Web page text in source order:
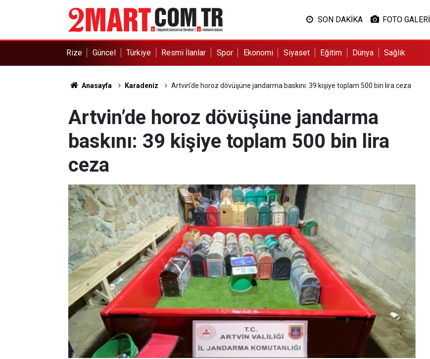
SON DAKİKA FOTO GALERİ
Rize Güncel Türkiye Resmi İlanlar Spor Ekonomi Siyaset Eğitim Dünya Sağlık
Anasayfa Karadeniz Artvin’de horoz dövüşüne jandarma baskını: 39 kişiye toplam 500 bin lira ceza
Artvin’de horoz dövüşüne jandarma
baskını: 39 kişiye toplam 500 bin lira
ceza